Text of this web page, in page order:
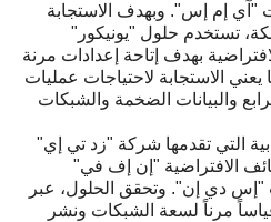
"آي إم إس". وبهدف الاستجابة
تستخدم حلول "يونيكور"
بهدف إتاحة إعدادات مرنة
الاستجابة لاحتياجات عمليات
والبيانات الضخمة والشبكات
التي تقدمها شركة "زد تي إي"
الافتراضية "إن إف في"
"إس دي إن". وتحقق الحلول، عبر
مرناً لسعة الشبكات ونشر